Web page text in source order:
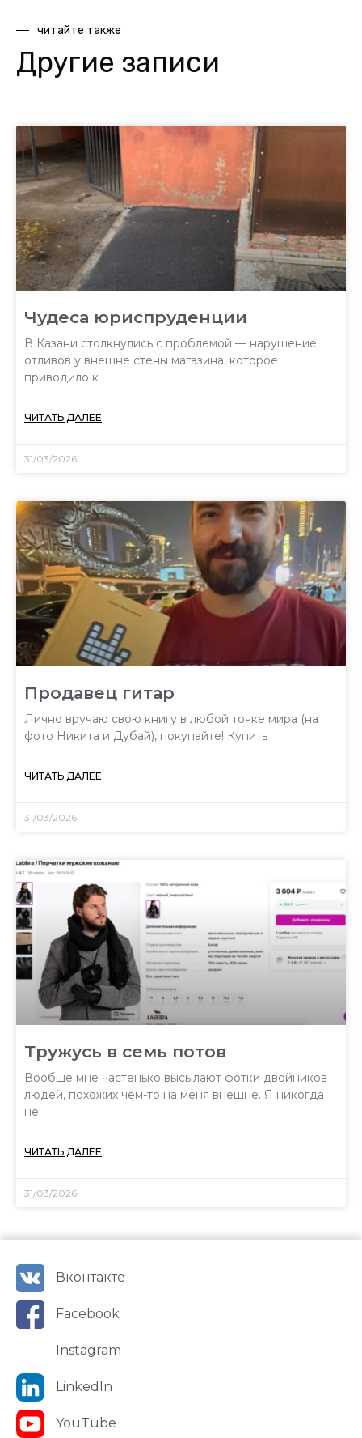
читайте также
Другие записи
Чудеса юриспруденции
В Казани столкнулись с проблемой — нарушение
отливов у внешне стены магазина, которое
приводило к
ЧИТАТЬ ДАЛЕЕ
31/03/2026
Продавец гитар
Лично вручаю свою книгу в любой точке мира (на
фото Никита и Дубай), покупайте! Купить
ЧИТАТЬ ДАЛЕЕ
31/03/2026
Тружусь в семь потов
Вообще мне частенько высылают фотки двойников
людей, похожих чем-то на меня внешне. Я никогда
не
ЧИТАТЬ ДАЛЕЕ
31/03/2026
Вконтакте
Facebook
Instagram
LinkedIn
YouTube